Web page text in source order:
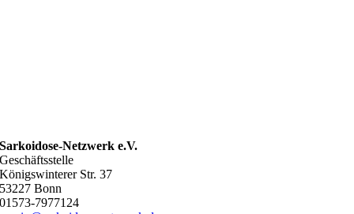
Sarkoidose-Netzwerk e.V.
Geschäftsstelle
Königswinterer Str. 37
53227 Bonn
01573-7977124